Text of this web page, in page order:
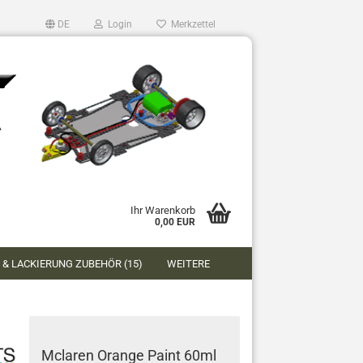
DE Login Merkzettel
Ihr Warenkorb
0,00 EUR
LACKIERUNG ZUBEHÖR (15) WEITERE
Mclaren Orange Paint 60ml